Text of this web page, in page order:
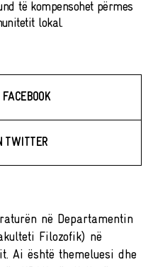
të kompensohet përmes
lokal.
TWITTER
në Departamentin
Filozofik) në
Ai është themeluesi dhe